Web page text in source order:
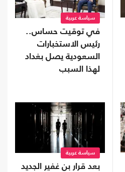
سياسة عربية
في توقيت حساس..
رئيس الاستخبارات
السعودية يصل بغداد
لهذا السبب
سياسة عربية
بعد قرار بن غفير الجديد